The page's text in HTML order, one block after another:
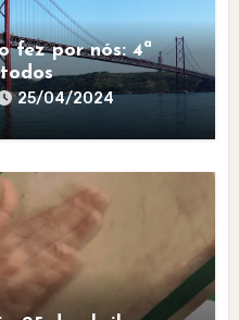
fez por nós: 4ª
25/04/2024